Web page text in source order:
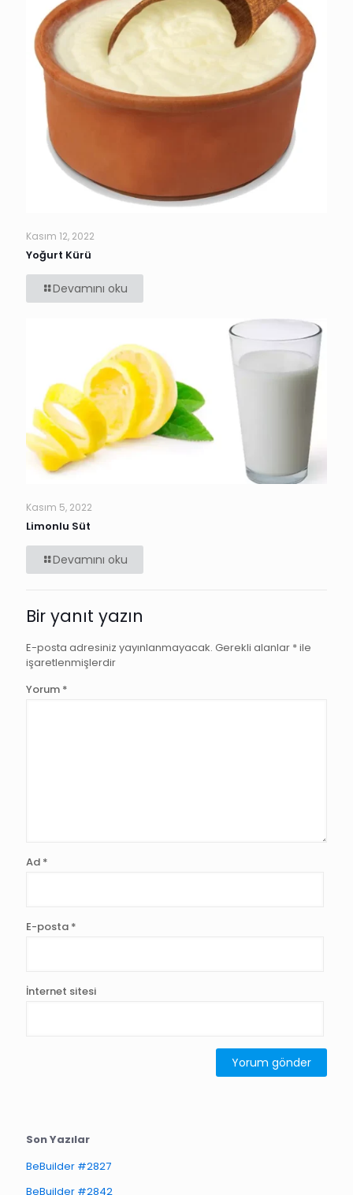
Kasım 12, 2022
Yoğurt Kürü
Devamını oku
Kasım 5, 2022
Limonlu Süt
Devamını oku
Bir yanıt yazın
E-posta adresiniz yayınlanmayacak. Gerekli alanlar *ile
işaretlenmişlerdir
Yorum *
Ad *
E-posta *
İnternet sitesi
Son Yazılar
BeBuilder #2827
BeBuilder #2842